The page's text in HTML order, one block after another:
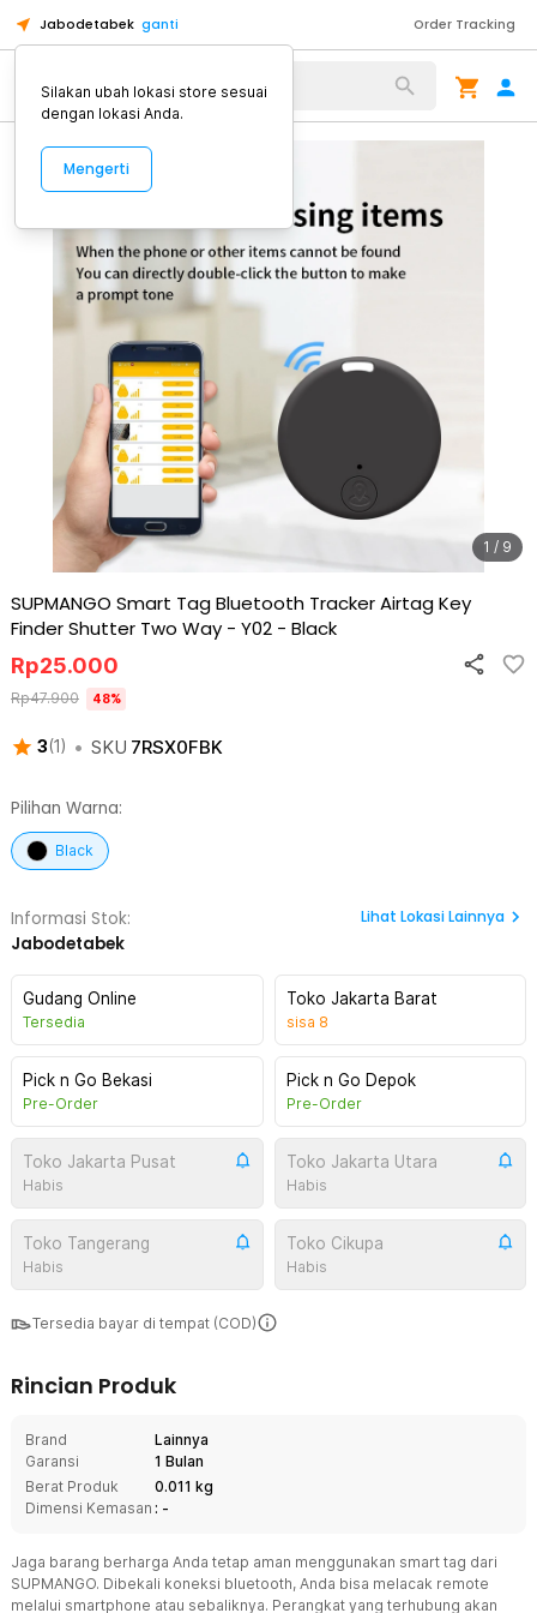
Jabodetabek ganti Order Tracking
Alat Kopi
1 / 9
SUPMANGO Smart Tag Bluetooth Tracker Airtag Key
Finder Shutter Two Way - Y02 - Black
3(1 ) • SKU 7RSX0FBK
Rp25.000
Rp47.900 48%
Pilihan Warna:
Black
Informasi Stok:
Jabodetabek
Lihat Lokasi Lainnya
Gudang Online
Tersedia
Toko Jakarta Barat
sisa 8
Pick n Go Bekasi
Pre-Order
Pick n Go Depok
Pre-Order
Toko Jakarta Pusat
Habis
Toko Jakarta Utara
Habis
Toko Tangerang
Habis
Toko Cikupa
Habis
Tersedia bayar di tempat (COD)
Rincian Produk
Brand
Lainnya
Garansi
1 Bulan
Berat Produk
0.011 kg
Dimensi Kemasan : -
Jaga barang berharga Anda tetap aman menggunakan smart tag dari
SUPMANGO. Dibekali koneksi bluetooth, Anda bisa melacak remote
melalui smartphone atau sebaliknya. Perangkat yang terhubung akan
Silakan ubah lokasi store sesuai
dengan lokasi Anda.
Mengerti